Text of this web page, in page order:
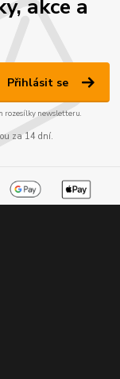
akce a
Přihlásit se
rozesílky newsletteru.
za 14 dní.